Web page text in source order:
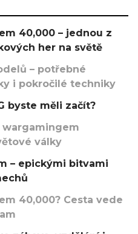
40,000 – jednou z
her na světě
– potřebné
i pokročilé techniky
byste měli začít?
wargamingem
války
– epickými bitvami
40,000? Cesta vede